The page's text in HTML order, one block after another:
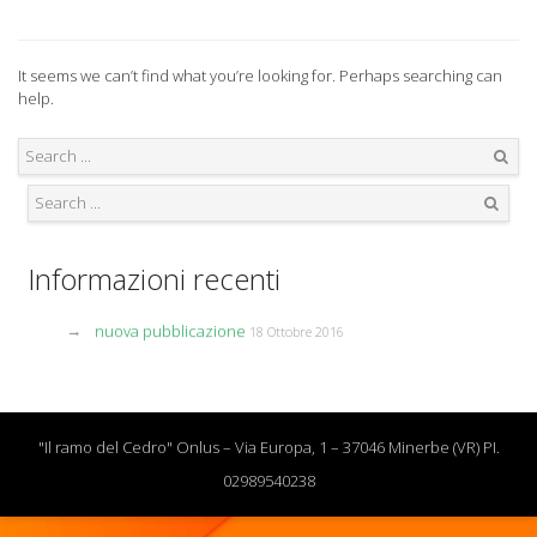
It seems we can’t find what you’re looking for. Perhaps searching can
help.
Informazioni recenti
nuova pubblicazione 18 Ottobre 2016
"Il ramo del Cedro" Onlus – Via Europa, 1 – 37046 Minerbe (VR) PI.
02989540238